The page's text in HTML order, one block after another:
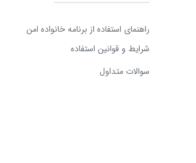
راهنمای استفاده از برنامه خانواده امن
شرایط و قوانین استفاده
سوالات متداول